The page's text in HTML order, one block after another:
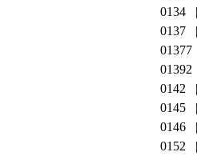
0134
0137
01377
01392
0142
0145
0146
0152